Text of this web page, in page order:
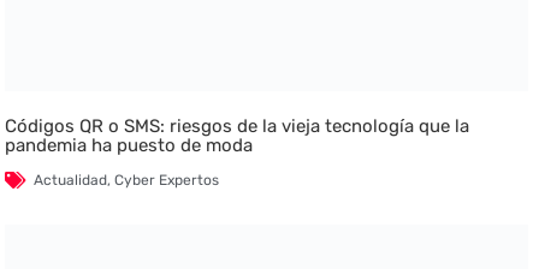
Códigos QR o SMS: riesgos de la vieja tecnología que la
pandemia ha puesto de moda
Actualidad,Cyber Expertos